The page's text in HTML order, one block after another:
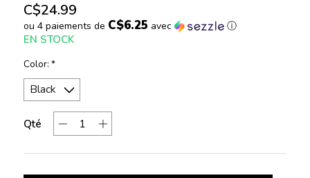
C$24.99
ou 4 paiements de C$6.25 avec ⓘ
EN STOCK
Color: *
Qté